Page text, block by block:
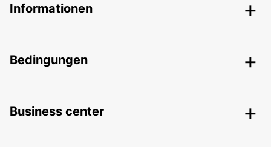
Informationen
Bedingungen
Business center